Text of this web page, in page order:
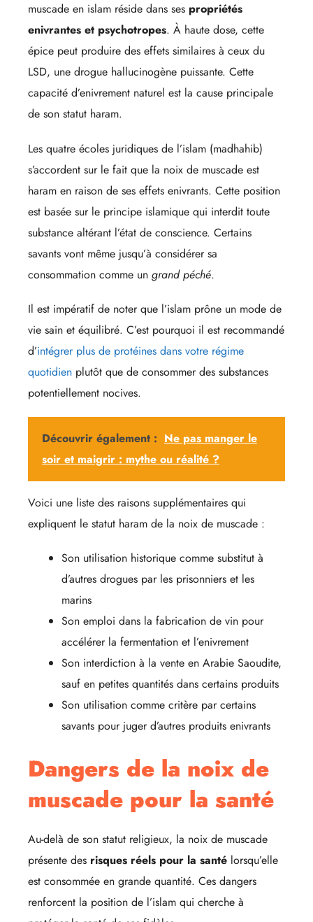
muscade en islam réside dans ses propriétés
enivrantes et psychotropes. À haute dose, cette
épice peut produire des effets similaires à ceux du
LSD, une drogue hallucinogène puissante. Cette
capacité d’enivrement naturel est la cause principale
de son statut haram.
Les quatre écoles juridiques de l’islam (madhahib)
s’accordent sur le fait que la noix de muscade est
haram en raison de ses effets enivrants. Cette position
est basée sur le principe islamique qui interdit toute
substance altérant l’état de conscience. Certains
savants vont même jusqu’à considérer sa
consommation comme un grand péché.
Il est impératif de noter que l’islam prône un mode de
vie sain et équilibré. C’est pourquoi il est recommandé
d’intégrer plus de protéines dans votre régime
quotidien plutôt que de consommer des substances
potentiellement nocives.
Découvrir également : Ne pas manger le
soir et maigrir : mythe ou réalité ?
Voici une liste des raisons supplémentaires qui
expliquent le statut haram de la noix de muscade :
Son utilisation historique comme substitut à
d’autres drogues par les prisonniers et les
marins
Son emploi dans la fabrication de vin pour
accélérer la fermentation et l’enivrement
Son interdiction à la vente en Arabie Saoudite,
sauf en petites quantités dans certains produits
Son utilisation comme critère par certains
savants pour juger d’autres produits enivrants
Dangers de la noix de
muscade pour la santé
Au-delà de son statut religieux, la noix de muscade
présente des risques réels pour la santé lorsqu’elle
est consommée en grande quantité. Ces dangers
renforcent la position de l’islam qui cherche à